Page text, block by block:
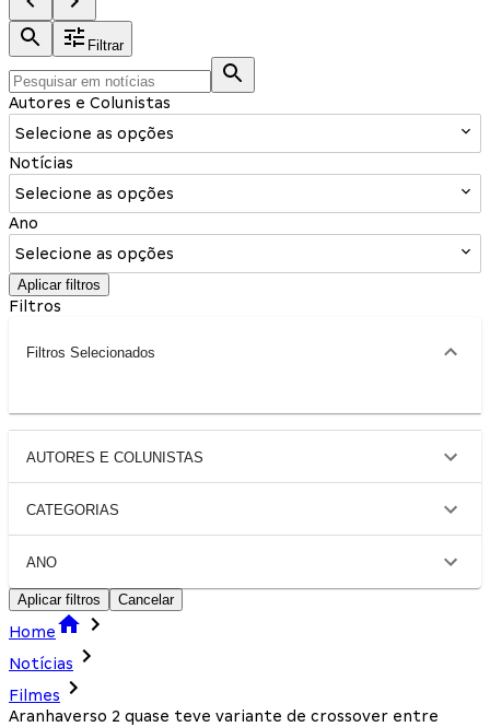
Filtrar
Autores e Colunistas
Selecione as opções
Notícias
Selecione as opções
Ano
Selecione as opções
Aplicar filtros
Filtros
Filtros Selecionados
AUTORES E COLUNISTAS
CATEGORIAS
ANO
Aplicar filtros Cancelar
Home
Notícias
Filmes
Aranhaverso 2 quase teve variante de crossover entre